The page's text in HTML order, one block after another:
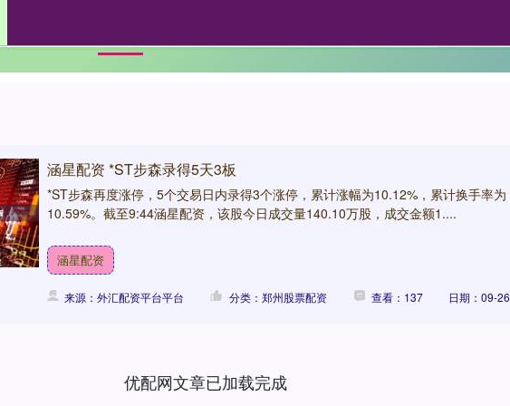
涵星配资 *ST步森录得5天3板
*ST步森再度涨停，5个交易日内录得3个涨停，累计涨幅为10.12%，累计换手率为
10.59%。截至9:44涵星配资，该股今日成交量140.10万股，成交金额1....
涵星配资
来源：外汇配资平台平台 分类：郑州股票配资 查看：137 日期：09-26
优配网文章已加载完成